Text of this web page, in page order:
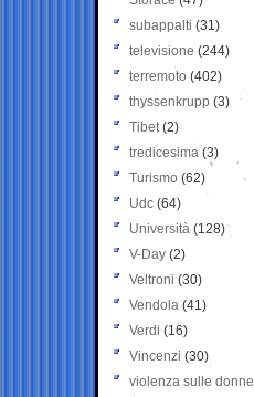
subappalti (31)
televisione(244)
terremoto (402)
thyssenkrupp (3)
Tibet(2)
tredicesima (3)
Turismo (62)
Udc (64)
Università (128)
V-Day (2)
Veltroni (30)
Vendola (41)
Verdi (16)
Vincenzi (30)
violenza sulle donne